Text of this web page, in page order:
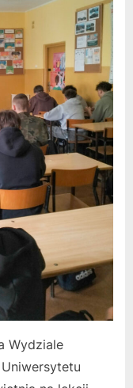
Wydziale